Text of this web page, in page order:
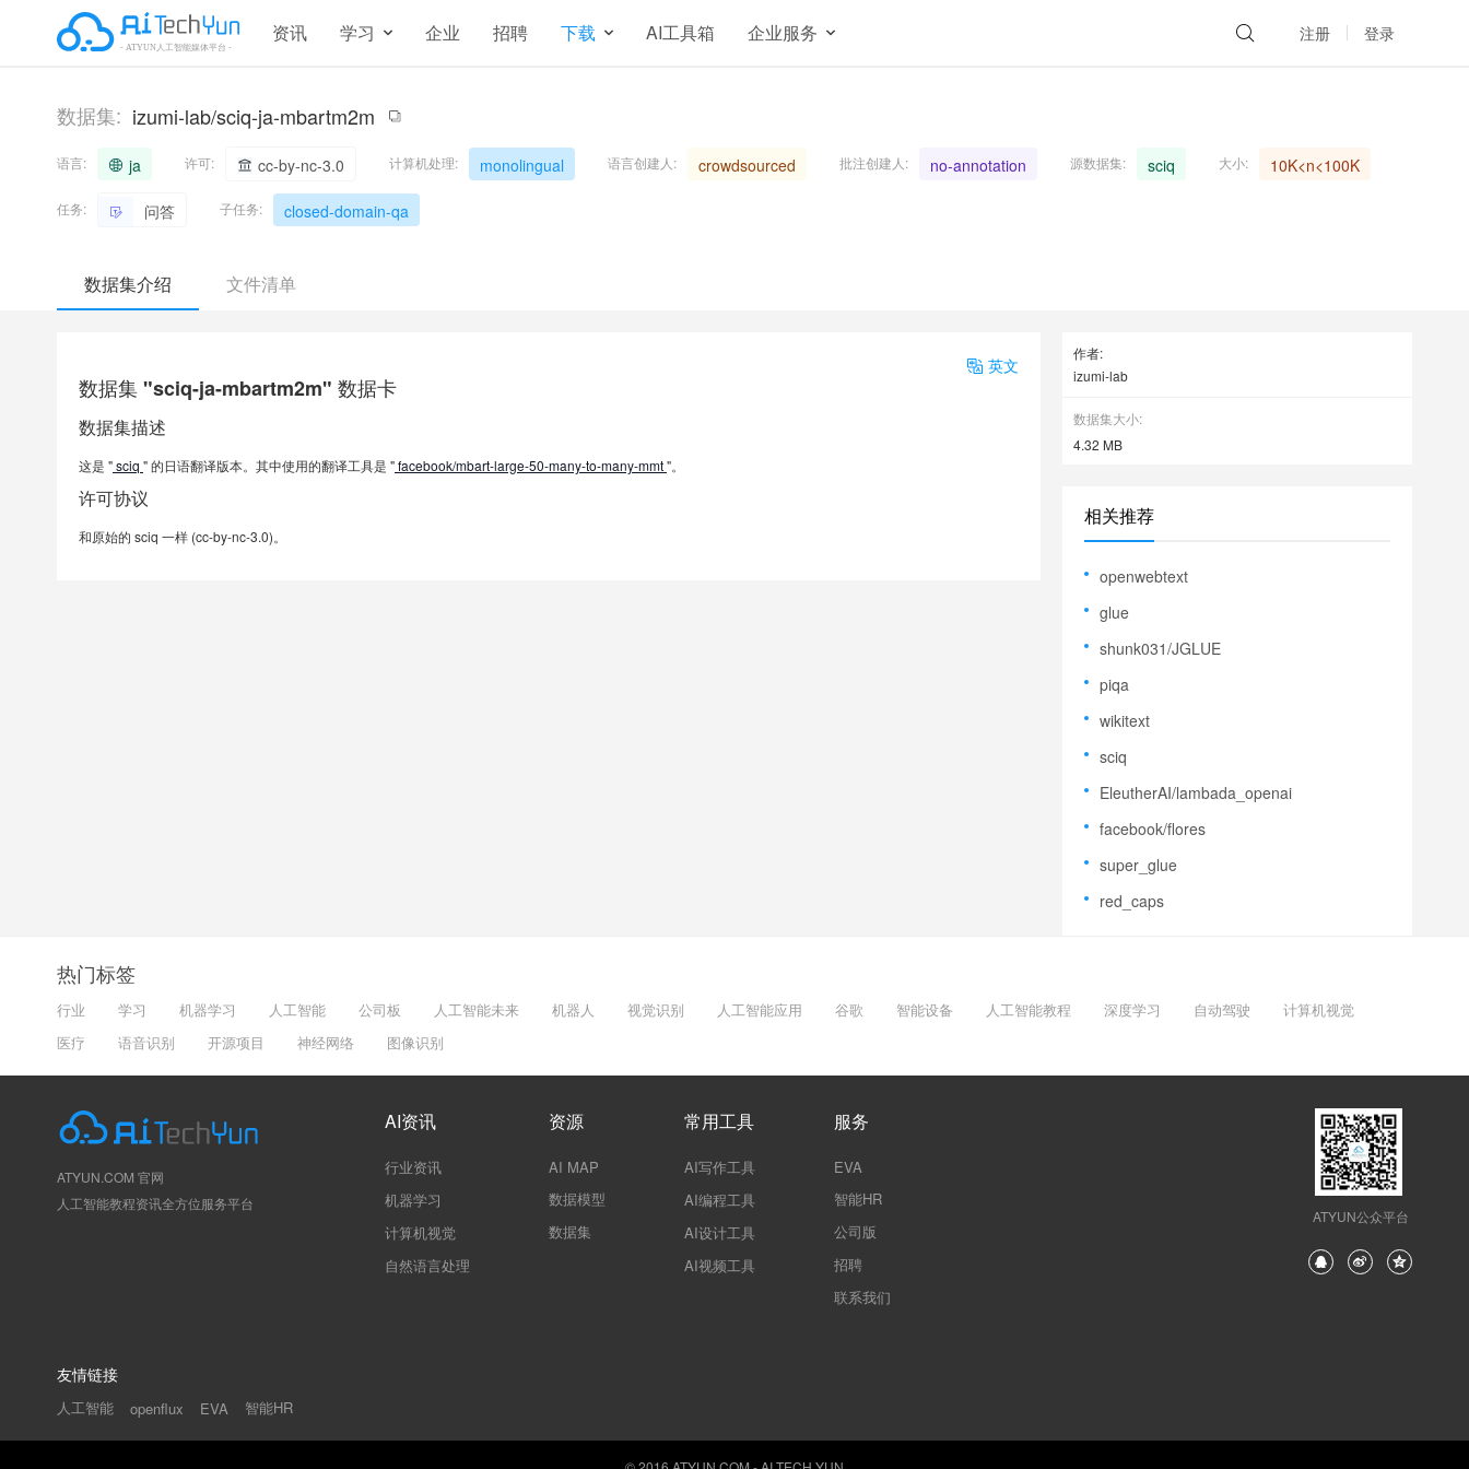
资讯 学习 企业 招聘 下载 AI工具箱 企业服务 注册 登录
数据集: izumi-lab/sciq-ja-mbartm2m
语言: ja 许可: cc-by-nc-3.0 计算机处理: monolingual 语言创建人: crowdsourced 批注创建人: no-annotation 源数据集: sciq 大小: 10K<n<100K
任务: 问答 子任务: closed-domain-qa
数据集介绍 文件清单
英文
数据集 "sciq-ja-mbartm2m" 数据卡
数据集描述
这是 "sciq " 的日语翻译版本。其中使用的翻译工具是 "facebook/mbart-large-50-many-to-many-mmt"。
许可协议
和原始的 sciq 一样 (cc-by-nc-3.0)。
作者:
izumi-lab
数据集大小:
4.32 MB
相关推荐
openwebtext
glue
shunk031/JGLUE
piqa
wikitext
sciq
EleutherAI/lambada_openai
facebook/flores
super_glue
red_caps
热门标签
行业 学习 机器学习 人工智能 公司板 人工智能未来 机器人 视觉识别 人工智能应用 谷歌 智能设备 人工智能教程 深度学习 自动驾驶
计算机视觉
医疗
语音识别 开源项目 神经网络 图像识别
ATYUN.COM 官网
人工智能教程资讯全方位服务平台
AI资讯
行业资讯
机器学习
计算机视觉
自然语言处理
资源
AI MAP
数据模型
数据集
常用工具
AI写作工具
AI编程工具
AI设计工具
AI视频工具
服务
EVA
智能HR
公司版
招聘
联系我们
ATYUN公众平台
友情链接
人工智能 openflux EVA 智能HR